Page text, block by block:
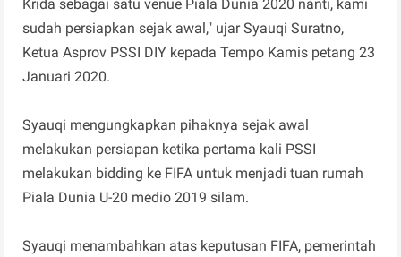
Krida sebagai satu venue Piala Dunia 2020 nanti, kami
sudah persiapkan sejak awal," ujar Syauqi Suratno,
Ketua Asprov PSSI DIY kepada Tempo Kamis petang 23
Januari 2020.
Syauqi mengungkapkan pihaknya sejak awal
melakukan persiapan ketika pertama kali PSSI
melakukan bidding ke FIFA untuk menjadi tuan rumah
Piala Dunia U-20 medio 2019 silam.
Syauqi menambahkan atas keputusan FIFA, pemerintah